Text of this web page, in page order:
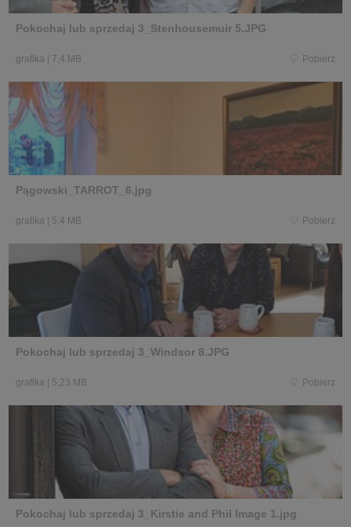
Pokochaj lub sprzedaj 3_Stenhousemuir 5.JPG
grafika 7,4 MB Pobierz
Pągowski_TARROT_6.jpg
grafika 5,4 MB Pobierz
Pokochaj lub sprzedaj 3_Windsor 8.JPG
grafika 5,23 MB Pobierz
Pokochaj lub sprzedaj 3_Kirstie and Phil Image 1.jpg